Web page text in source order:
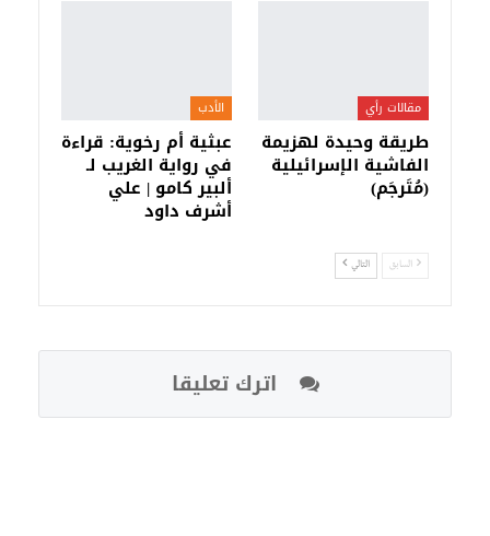
مقالات رأي
طريقة وحيدة لهزيمة
الفاشية الإسرائيلية
(مُتَرجَم)
الأدب
عبثية أم رخوية: قراءة
في رواية الغريب لـ
ألبير كامو | علي
أشرف داود
السابق التالي
اترك تعليقا